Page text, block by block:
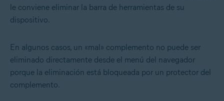
le conviene eliminar la barra de herramientas de su
dispositivo.
En algunos casos, un «mal» complemento no puede ser
eliminado directamente desde el menú del navegador
porque la eliminación está bloqueada por un protector del
complemento.